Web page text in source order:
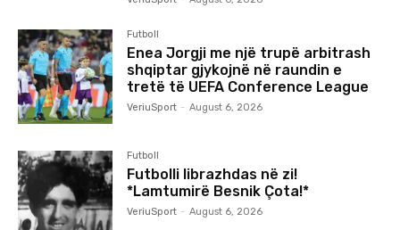
Futboll
Enea Jorgji me një trupë arbitrash
shqiptar gjykojnë në raundin e
tretë të UEFA Conference League
VeriuSport - August 6, 2026
Futboll
Futbolli librazhdas në zi!
*Lamtumirë Besnik Çota!*
VeriuSport - August 6, 2026